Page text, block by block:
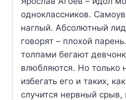
одноклассников.
наглый. Абсолютный
говорят – плохой
толпами бегают
влюбляются. Но только
избегать его и таких,
случится нервный срыв,